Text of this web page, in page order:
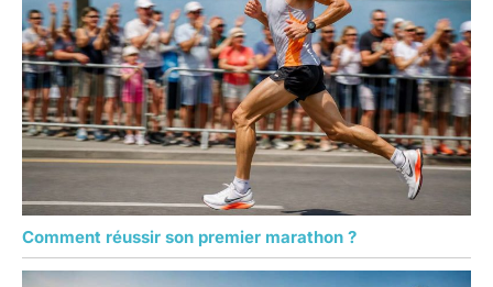
Comment réussir son premier marathon ?